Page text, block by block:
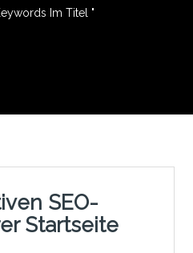
Im Titel "
SEO-
Startseite